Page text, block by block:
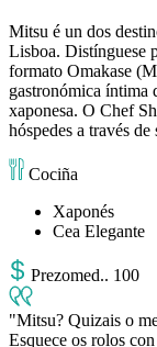
Mitsu é un dos
Lisboa. Distínguese
formato Omakase
gastronómica íntima
xaponesa. O Chef
hóspedes a través
Cociña
Xaponés
Cea Elegante
Prezomed.. 100
Mitsu? Quizais o
Esquece os rolos